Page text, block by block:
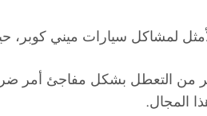
لمشاكل سيارات ميني كوبر،
من التعطل بشكل مفاجئ أمر
المجال.